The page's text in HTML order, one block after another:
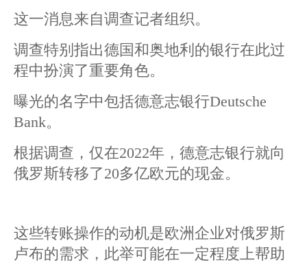
这一消息来自调查记者组织。
调查特别指出德国和奥地利的银行在此过
程中扮演了重要角色。
曝光的名字中包括德意志银行Deutsche
Bank。
根据调查，仅在2022年，德意志银行就向
俄罗斯转移了20多亿欧元的现金。
这些转账操作的动机是欧洲企业对俄罗斯
卢布的需求，此举可能在一定程度上帮助